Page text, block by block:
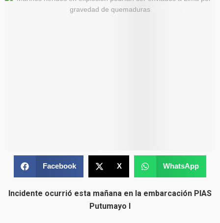
Facebook X WhatsApp
Incidente ocurrió esta mañana en la embarcación PIAS
Putumayo I